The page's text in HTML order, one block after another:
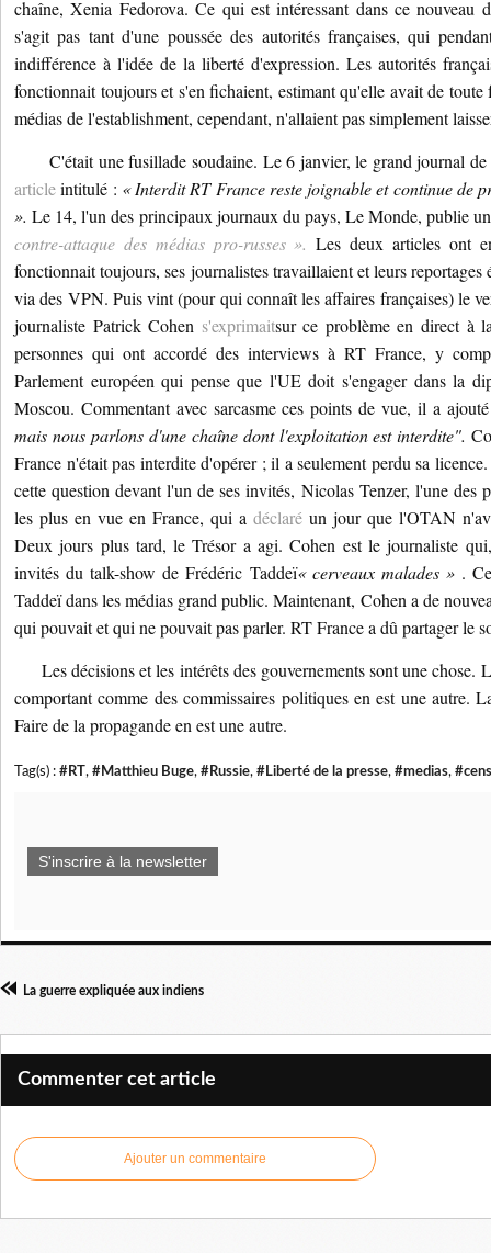
chaîne, Xenia Fedorova.Ce qui est intéressant dans ce nouveau
s'agit pas tant d'une poussée des autorités françaises, qui
indifférence à l'idée de la liberté d'expression. Les autorités
fonctionnait toujours et s'en fichaient, estimant qu'elle avait de
médias de l'establishment, cependant, n'allaient pas simplement
C'était une fusillade soudaine. Le 6 janvier, le grand journal
articleintitulé : « Interdit RT France reste joignable et continue de
».Le 14, l'un des principaux journaux du pays, Le Monde, publie
contre-attaque des médias pro-russes ».Les deux articles ont
fonctionnait toujours, ses journalistes travaillaient et leurs reportages
via des VPN. Puis vint (pour qui connaît les affaires françaises) le
journaliste Patrick Cohen s'exprimaitsur ce problème en direct à
personnes qui ont accordé des interviews à RT France, y
Parlement européen qui pense que l'UE doit s'engager dans la
Moscou. Commentant avec sarcasme ces points de vue, il a
mais nous parlons d'une chaîne dont l'exploitation est interdite".
France n'était pas interdite d'opérer ;il a seulement perdu sa
cette question devant l'un de ses invités, Nicolas Tenzer, l'une des
les plus en vue en France, qui a déclaré un jour que l'OTAN
Deux jours plus tard, le Trésor a agi.Cohen est le journaliste
invités du talk-show de Frédéric Taddeï« cerveaux malades ».
Taddeï dans les médias grand public.Maintenant, Cohen a de
qui pouvait et qui ne pouvait pas parler. RT France a dû partager le
Les décisions et les intérêts des gouvernements sont une chose.
comportant comme des commissaires politiques en est une autre.
Faire de la propagande en est une autre.
Tag(s) : #RT, #Matthieu Buge, #Russie, #Liberté de la presse, #medias,
S'inscrire à la newsletter
La guerre expliquée aux indiens
Commenter cet article
Ajouter un commentaire